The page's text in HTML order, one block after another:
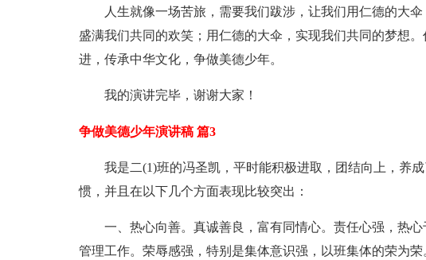
人生就像一场苦旅，需要我们跋涉，让我们用仁德的大
盛满我们共同的欢笑；用仁德的大伞，实现我们共同的梦想
进，传承中华文化，争做美德少年。
我的演讲完毕，谢谢大家！
争做美德少年演讲稿 篇3
我是二(1)班的冯圣凯，平时能积极进取，团结向上，养
惯，并且在以下几个方面表现比较突出：
一、热心向善。真诚善良，富有同情心。责任心强，热
管理工作。荣辱感强，特别是集体意识强，以班集体的荣为